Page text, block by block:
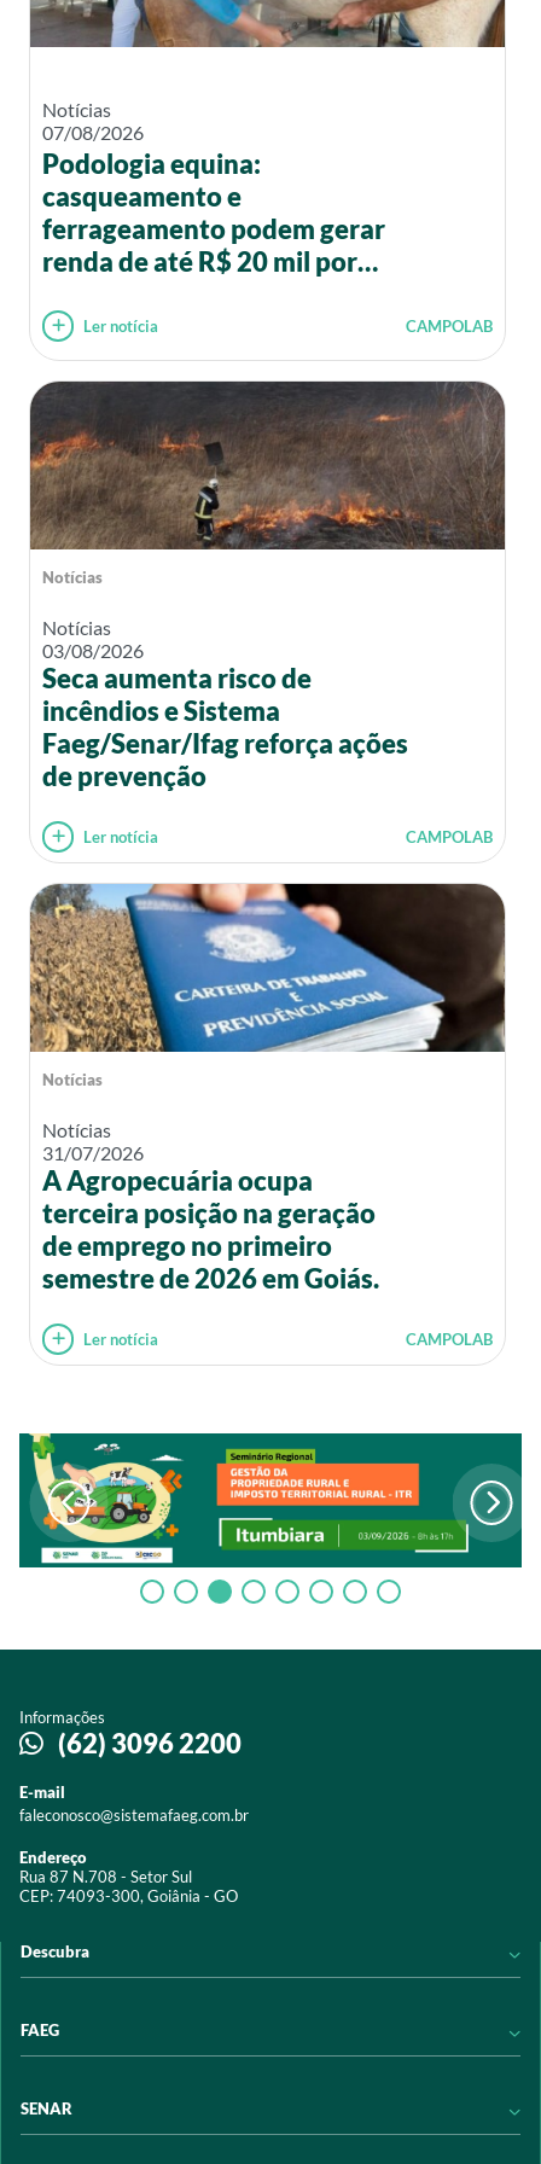
Notícias
07/08/2026
Podologia equina:
casqueamento e
ferrageamento podem gerar
renda de até R$ 20 mil por
Ler notícia CAMPOLAB
Notícias
Notícias
03/08/2026
Seca aumenta risco de
incêndios e Sistema
Faeg/Senar/Ifag reforça ações
de prevenção
Ler notícia CAMPOLAB
Notícias
Notícias
31/07/2026
A Agropecuária ocupa
terceira posição na geração
de emprego no primeiro
semestre de 2026 em Goiás.
Ler notícia CAMPOLAB
Informações
(62) 3096 2200
E-mail
faleconosco@sistemafaeg.com.br
Endereço
Rua 87 N.708 - Setor Sul
CEP: 74093-300, Goiânia - GO
Descubra
Acervo digital
Programas e Serviços
FAEG
Transparência
SENAR